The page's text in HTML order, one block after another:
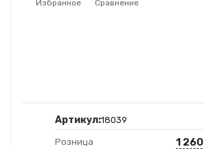
Избранное Сравнение
Артикул:18039
Розница 1 260